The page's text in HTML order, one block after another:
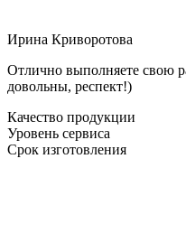
Ирина Криворотова
Отлично выполняете свою
довольны, респект!)
Качество продукции
Уровень сервиса
Срок изготовления